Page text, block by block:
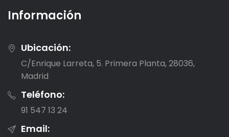
Información
Ubicación:
C/Enrique Larreta, 5. Primera Planta, 28036,
Madrid
Teléfono:
91 547 13 24
Email: